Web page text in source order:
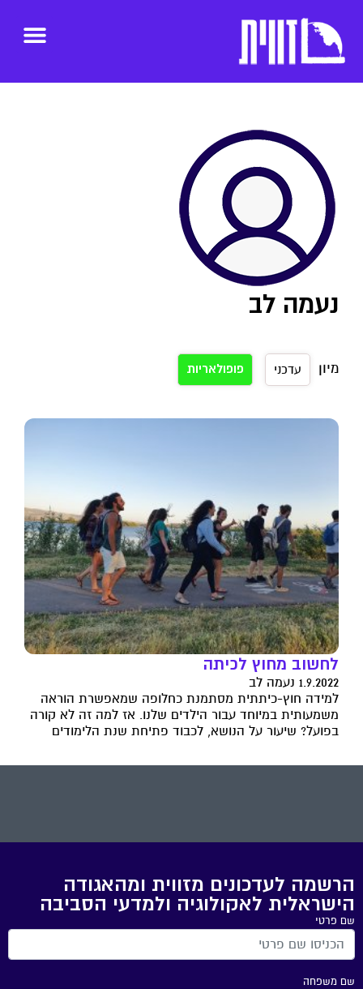
נעמה לב
מיון עדכני פופולאריות
לחשוב מחוץ לכיתה
1.9.2022 נעמה לב
למידה חוץ-כיתתית מסתמנת כחלופה שמאפשרת הוראה
משמעותית במיוחד עבור הילדים שלנו. אז למה זה לא קורה
בפועל? שיעור על הנושא, לכבוד פתיחת שנת הלימודים
הרשמה לעדכונים מזווית ומהאגודה
הישראלית לאקולוגיה ולמדעי הסביבה
שם פרטי
שם משפחה